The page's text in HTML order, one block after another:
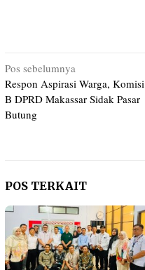
Navigasi
pos
Pos sebelumnya
Respon Aspirasi Warga, Komisi
B DPRD Makassar Sidak Pasar
Butung
POS TERKAIT